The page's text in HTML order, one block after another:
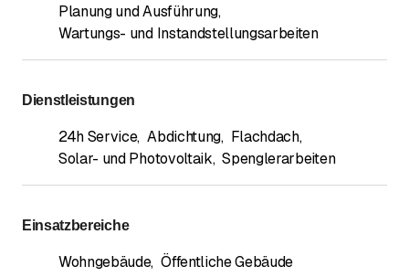
Planung und Ausführung,
Wartungs- und Instandstellungsarbeiten
Dienstleistungen
24h Service, Abdichtung, Flachdach,
Solar- und Photovoltaik, Spenglerarbeiten
Einsatzbereiche
Wohngebäude, Öffentliche Gebäude